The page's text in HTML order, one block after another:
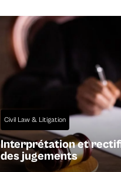
Civil Law & Litigation
Interprétation et
des jugements